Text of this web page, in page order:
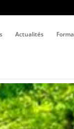
Actualités